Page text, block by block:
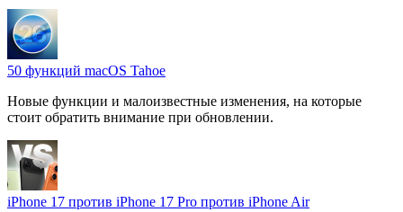
50 функций macOS Tahoe
Новые функции и малоизвестные изменения, на которые
стоит обратить внимание при обновлении.
iPhone 17 против iPhone 17 Pro против iPhone Air